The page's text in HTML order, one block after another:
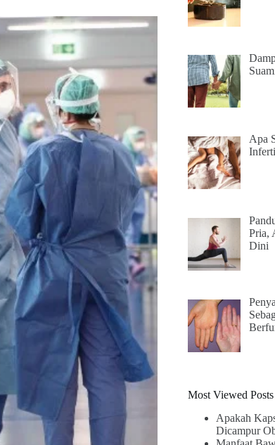
Apa
Pria,
Dini
Most Viewed Posts
Apakah
Dicampur